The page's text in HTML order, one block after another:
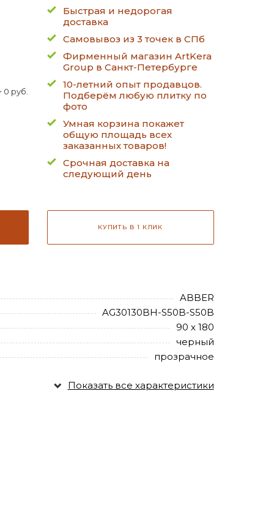
0 руб.
Быстрая и недорогая
доставка
Самовывоз из 3 точек в СПб
Фирменный магазин ArtKera
Group в Санкт-Петербурге
10-летний опыт продавцов.
Подберём любую плитку по
фото
Умная корзина покажет
общую площадь всех
заказанных товаров!
Срочная доставка на
следующий день
КУПИТЬ В 1 КЛИК
ABBER
AG30130BH-S50B-S50B
90 х 180
черный
прозрачное
Показать все характеристики